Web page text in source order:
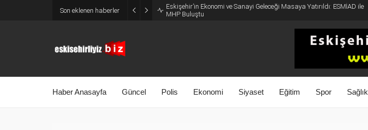
Son eklenen haberler
Eskişehir’in Ekonomi ve Sanayi Geleceği Masaya Yatırıldı: ESMİAD ile
MHP Buluştu
Haber Anasayfa Güncel Polis Ekonomi Siyaset Eğitim Spor Sağlık